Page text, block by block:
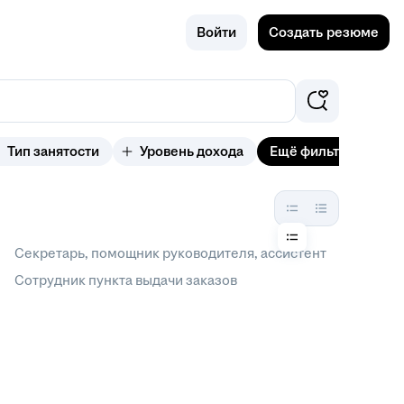
Войти Создать резюме
Тип занятости Уровень дохода Ещё фильтры
Секретарь, помощник руководителя, ассистент
Сотрудник пункта выдачи заказов